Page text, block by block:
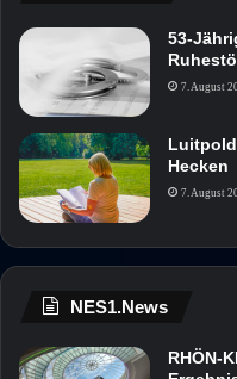
53-
7. August
Hecken
7. August
NES1.News
RHÖN-